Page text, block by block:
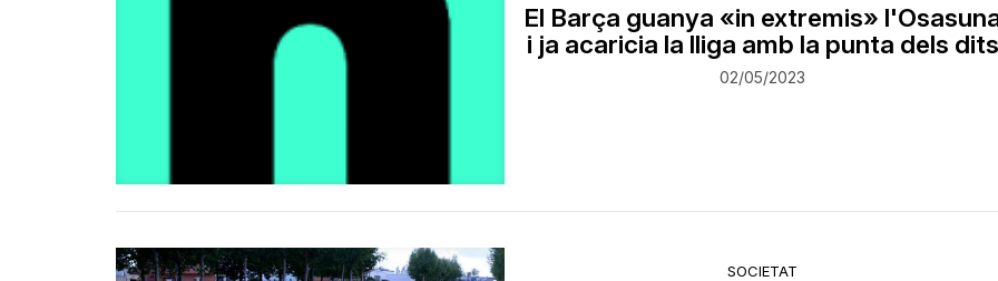
El Barça guanya «in extremis»
i ja acaricia la lliga amb la punta dels dits
02/05/2023
SOCIETAT